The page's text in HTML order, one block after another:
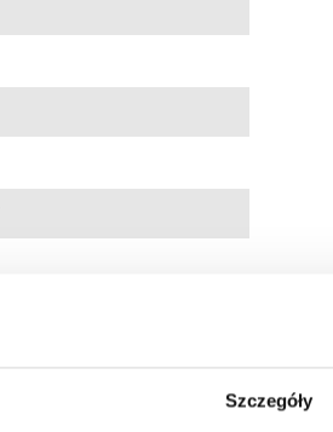
Szczegóły